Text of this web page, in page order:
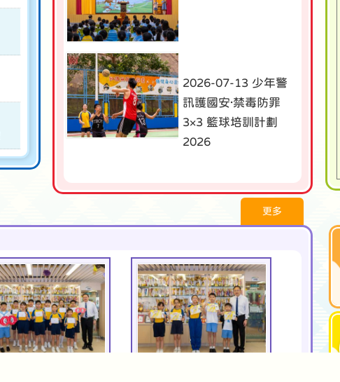
2026-07-13 少年警
訊護國安·禁毒防罪
3×3 籃球培訓計劃
2026
更多